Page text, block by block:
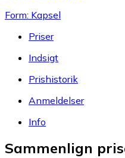
Form: Kapsel
Priser
Indsigt
Prishistorik
Anmeldelser
Info
Sammenlign